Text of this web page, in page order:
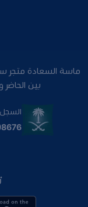
ماسة السعادة متجر
بين
السجل